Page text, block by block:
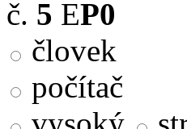
č. 5 EP0
človek
počítač